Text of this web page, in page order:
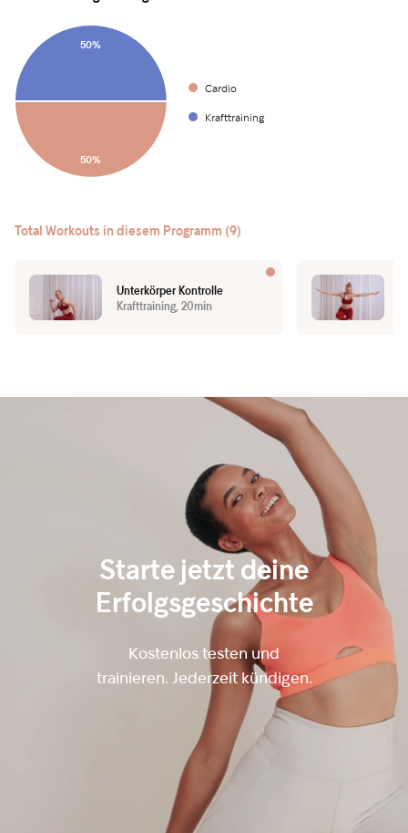
50%
50%
Cardio
Krafttraining
Total Workouts in diesem Programm (9)
Unterkörper Kontrolle
Krafttraining, 20min
Starte jetzt deine
Erfolgsgeschichte
Kostenlos testen und
trainieren. Jederzeit kündigen.